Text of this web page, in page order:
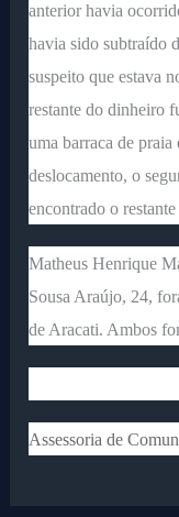
anterior havia
havia sido subtraído
suspeito que estava
restante do dinheiro
uma barraca de
deslocamento, o
encontrado o
Matheus Henrique
Sousa Araújo, 24,
de Aracati. Ambos
Assessoria de